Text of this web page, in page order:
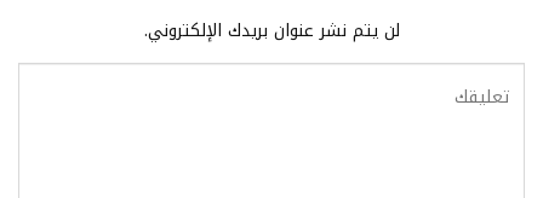
لن يتم نشر عنوان بريدك الإلكتروني.